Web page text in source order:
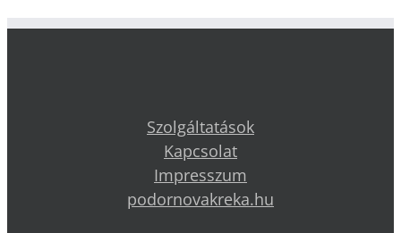
Szolgáltatások
Kapcsolat
Impresszum
podornovakreka.hu